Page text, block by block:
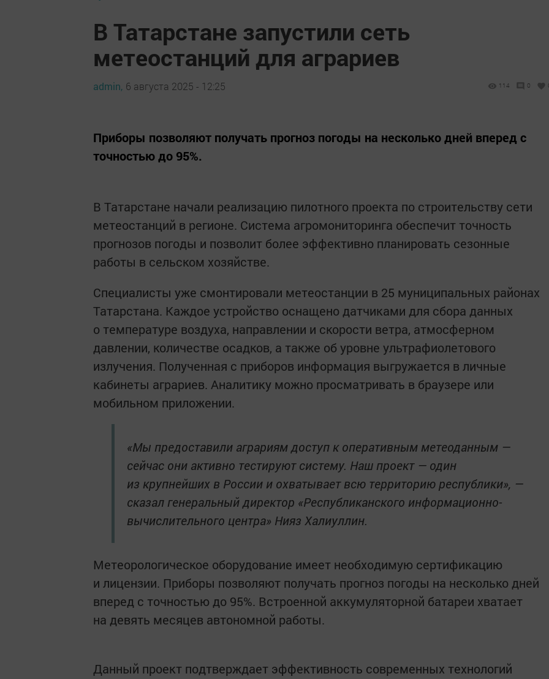
В Татарстане запустили сеть
метеостанций для аграриев
admin, 6 августа 2025 - 12:25 114 0
Приборы позволяют получать прогноз погоды на несколько дней вперед с
точностью до 95%.
В Татарстане начали реализацию пилотного проекта по строительству сети
метеостанций в регионе. Система агромониторинга обеспечит точность
прогнозов погоды и позволит более эффективно планировать сезонные
работы в сельском хозяйстве.
Специалисты уже смонтировали метеостанции в 25 муниципальных районах
Татарстана. Каждое устройство оснащено датчиками для сбора данных
о температуре воздуха, направлении и скорости ветра, атмосферном
давлении, количестве осадков, а также об уровне ультрафиолетового
излучения. Полученная с приборов информация выгружается в личные
кабинеты аграриев. Аналитику можно просматривать в браузере или
мобильном приложении.
«Мы предоставили аграриям доступ к оперативным метеоданным —
сейчас они активно тестируют систему. Наш проект — один
из крупнейших в России и охватывает всю территорию республики», —
сказал генеральный директор «Республиканского информационно-
вычислительного центра» Нияз Халиуллин.
Метеорологическое оборудование имеет необходимую сертификацию
и лицензии. Приборы позволяют получать прогноз погоды на несколько дней
вперед с точностью до 95%. Встроенной аккумуляторной батареи хватает
на девять месяцев автономной работы.
Данный проект подтверждает эффективность современных технологий